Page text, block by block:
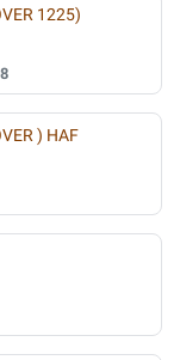
1225)
) HAF